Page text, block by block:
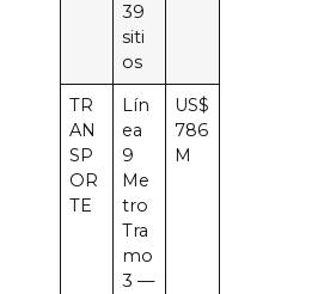
39
siti
os
TR
AN
SP
OR
TE
Lín
ea
9
Me
tro
Tra
mo
3 —
US$
786
M